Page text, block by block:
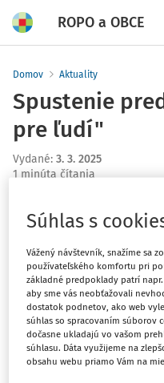
ROPO a OBCE
Domov Aktuality
Spustenie
pre ľudí"
Vydané: 3. 3. 2025
1 minúta čítania
financií SR s
(ARDAL) a ich predaj je
Občania majú k dispozícii
a 4 roky:
Dlhopis s názvom
garantovaný výnos
Súhlas s
Vážený návštevník, snažíme sa
používateľského komfortu pri
základné predpoklady patrí
aby sme vás neobťažovali
dostatok podnetov, ako web
súhlas so spracovaním súborov
dočasne ukladajú vo vašom
súhlasu. Dáta využijeme na
obsahu webu priamo Vám na